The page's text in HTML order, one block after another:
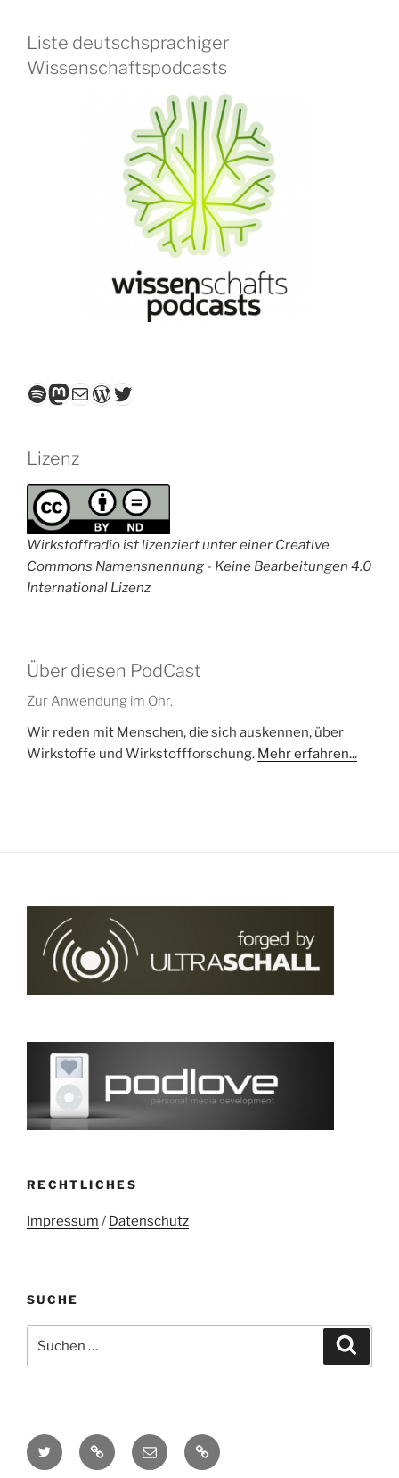
Liste deutschsprachiger
Wissenschaftspodcasts
Spotify
Mastodon
E-MailWordPress
Twitter
Lizenz
Wirkstoffradio ist lizenziert unter einer Creative
Commons Namensnennung - Keine Bearbeitungen 4.0
International Lizenz
Über diesen PodCast
Zur Anwendung im Ohr.
Wir reden mit Menschen, die sich auskennen, über
Wirkstoffe und Wirkstoffforschung. Mehr erfahren...
RECHTLICHES
Impressum / Datenschutz
SUCHE
nach:
Twitter Mastodon
E-
Mail
Kontakt